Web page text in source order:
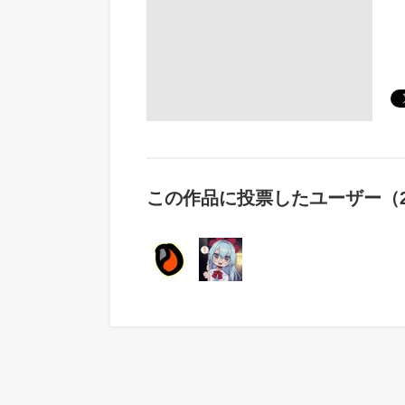
この作品に投票したユーザー（